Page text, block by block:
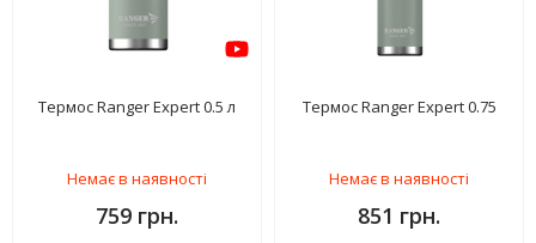
Термос Ranger Expert 0.5 л
Немає в наявності
759 грн.
Термос Ranger Expert 0.75
Немає в наявності
851 грн.